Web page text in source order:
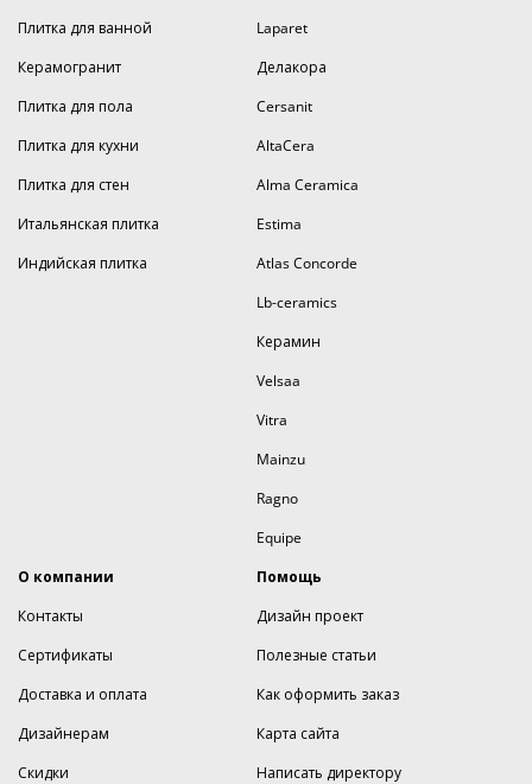
Плитка для ванной
Керамогранит
Плитка для пола
Плитка для кухни
Плитка для стен
Итальянская плитка
Индийская плитка
Laparet
Делакора
Cersanit
AltaCera
Alma Ceramica
Estima
Atlas Concorde
Lb-ceramics
Керамин
Velsaa
Vitra
Mainzu
Ragno
Equipe
О компании
Контакты
Сертификаты
Доставка и оплата
Дизайнерам
Скидки
Помощь
Дизайн проект
Полезные статьи
Как оформить заказ
Карта сайта
Написать директору